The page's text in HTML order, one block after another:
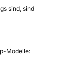
sind, sind
Modelle: